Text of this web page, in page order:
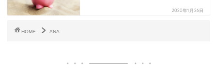
2020年1月26日
HOME ANA